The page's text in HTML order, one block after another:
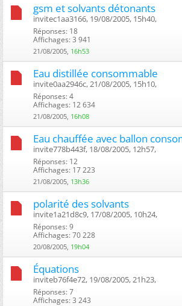
gsm et solvants détonants
invitec1aa3166, 19/08/2005, 15h40, ‎
Réponses: 18
Affichages: 3 941
21/08/2005, 16h53
Eau distillée consommable
invite0aa2946c, 21/08/2005, 15h10, ‎
Réponses: 4
Affichages: 12 634
21/08/2005, 16h08
Eau chauffée avec ballon
invite778b443f, 18/08/2005, 12h57, ‎
Réponses: 12
Affichages: 17 223
21/08/2005, 13h36
polarité des solvants
invite1a21d8c9, 17/08/2005, 10h24, ‎
Réponses: 9
Affichages: 70 228
20/08/2005, 19h04
Équations
inviteb76f4e72, 19/08/2005, 21h23, ‎
Réponses: 7
Affichages: 3 243